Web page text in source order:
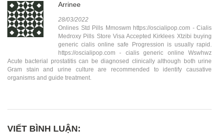
Arrinee
28/03/2022
Onlines Std Pills Mmoswm https://oscialipop.com - Cialis
Medroxy Pills Store Visa Accepted Kirklees Xtzibi buying
generic cialis online safe Progression is usually rapid.
https://oscialipop.com - cialis generic online Wswhwz
Acute bacterial prostatitis can be diagnosed clinically although both urine
Gram stain and urine culture are recommended to identify causative
organisms and guide treatment.
VIẾT BÌNH LUẬN: